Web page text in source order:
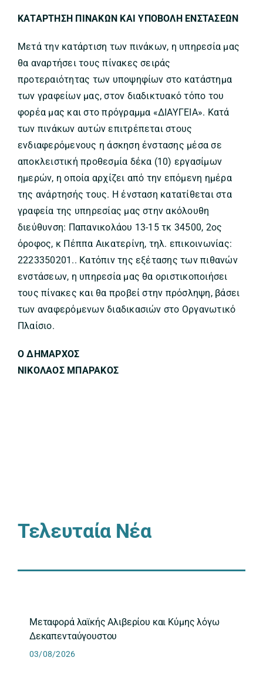
ΚΑΤΑΡΤΗΣΗ ΠΙΝΑΚΩΝ ΚΑΙ ΥΠΟΒΟΛΗ ΕΝΣΤΑΣΕΩΝ
Μετά την κατάρτιση των πινάκων, η υπηρεσία μας
θα αναρτήσει τους πίνακες σειράς
προτεραιότητας των υποψηφίων στο κατάστημα
των γραφείων μας, στον διαδικτυακό τόπο του
φορέα μας και στο πρόγραμμα «ΔΙΑΥΓΕΙΑ». Κατά
των πινάκων αυτών επιτρέπεται στους
ενδιαφερόμενους η άσκηση ένστασης μέσα σε
αποκλειστική προθεσμία δέκα (10) εργασίμων
ημερών, η οποία αρχίζει από την επόμενη ημέρα
της ανάρτησής τους. Η ένσταση κατατίθεται στα
γραφεία της υπηρεσίας μας στην ακόλουθη
διεύθυνση: Παπανικολάου 13-15 τκ 34500, 2ος
όροφος, κ Πέππα Αικατερίνη, τηλ. επικοινωνίας:
2223350201.. Κατόπιν της εξέτασης των πιθανών
ενστάσεων, η υπηρεσία μας θα οριστικοποιήσει
τους πίνακες και θα προβεί στην πρόσληψη, βάσει
των αναφερόμενων διαδικασιών στο Οργανωτικό
Πλαίσιο.
Ο ΔΗΜΑΡΧΟΣ
ΝΙΚΟΛΑΟΣ ΜΠΑΡΑΚΟΣ
Τελευταία Νέα
Μεταφορά λαϊκής Αλιβερίου και Κύμης λόγω
Δεκαπενταύγουστου
03/08/2026